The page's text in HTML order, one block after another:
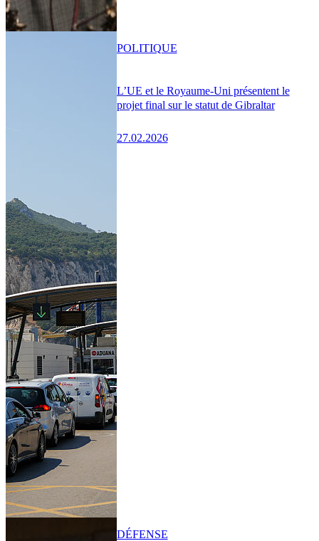
L’UE et le Royaume-Uni présentent le
projet final sur le statut de Gibraltar
27.02.2026
POLITIQUE
DÉFENSE